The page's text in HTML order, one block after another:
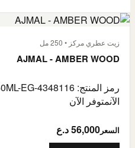
زيت عطري مركز • 250 مل
AJMAL - AMBER WOOD
رمز المنتج: RSPP250ML-EG-4348116
الآنمتوفر الآن
السعر 56,000 د.ع